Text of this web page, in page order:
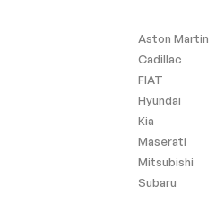
Aston Martin
Cadillac
FIAT
Hyundai
Kia
Maserati
Mitsubishi
Subaru